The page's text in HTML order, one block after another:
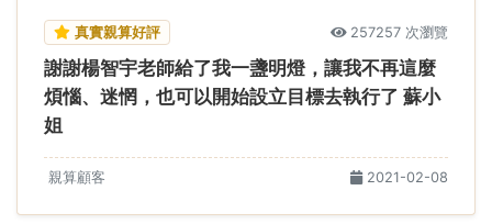
真實親算好評 257257 次瀏覽
謝謝楊智宇老師給了我一盞明燈，讓我不再這麼
煩惱、迷惘，也可以開始設立目標去執行了 蘇小
姐
親算顧客 2021-02-08